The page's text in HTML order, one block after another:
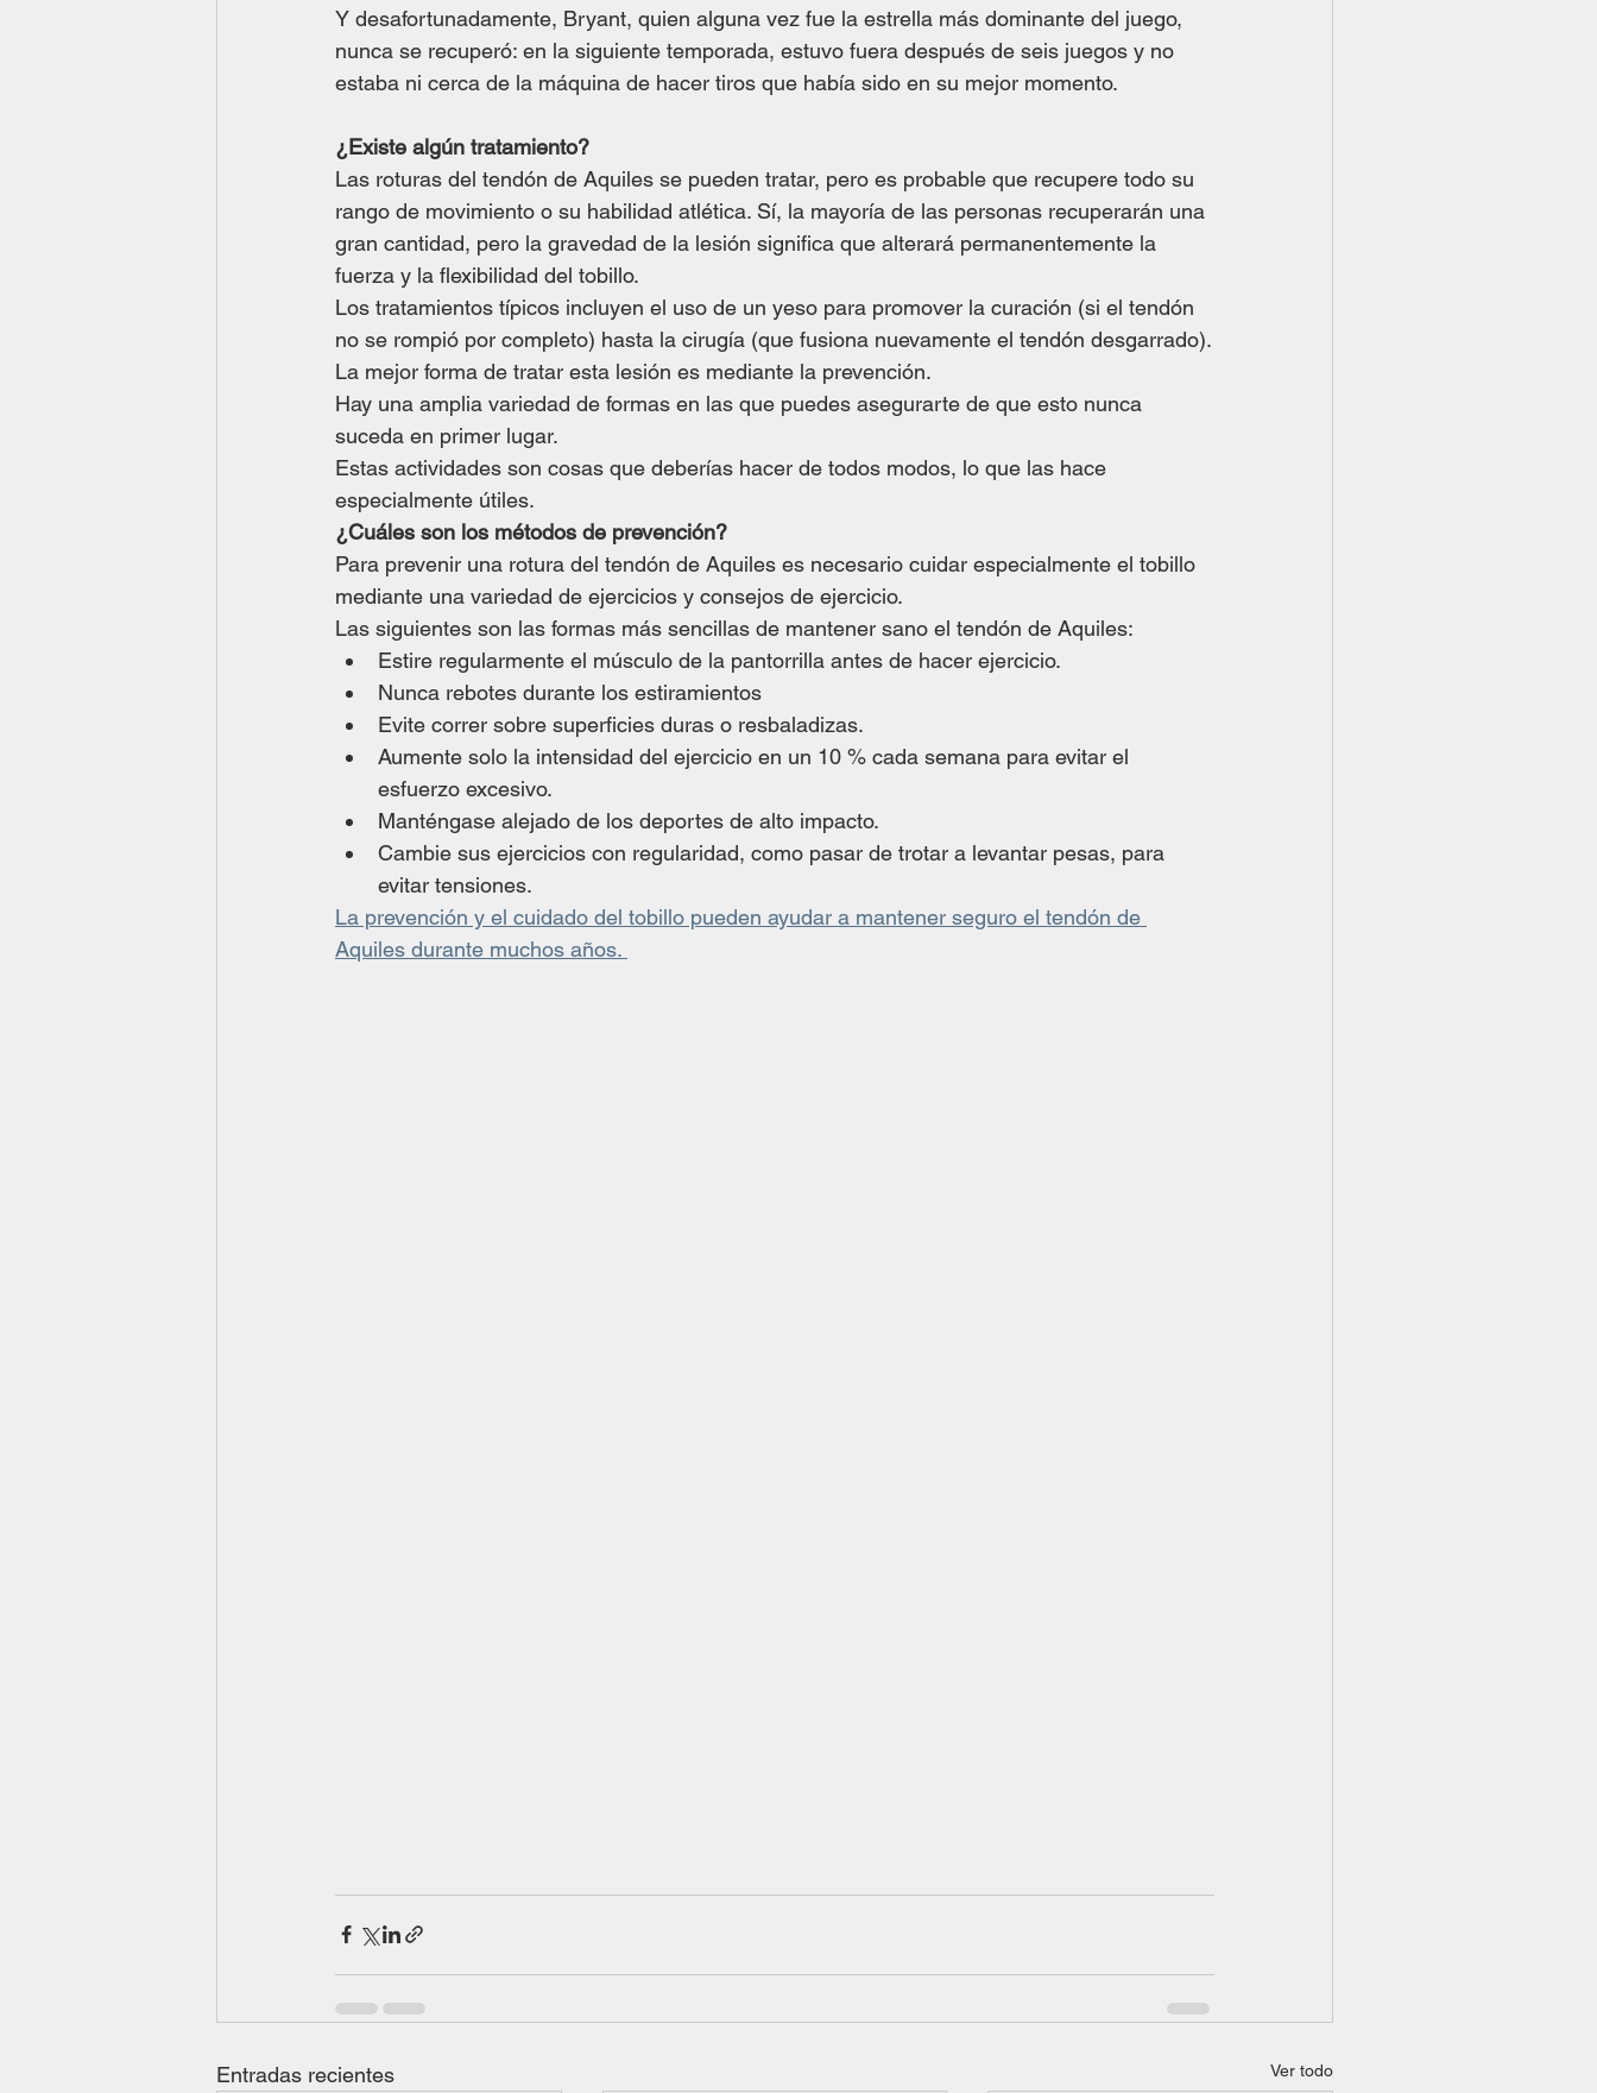
Y desafortunadamente, Bryant, quien alguna vez fue la estrella más dominante del juego,
nunca se recuperó: en la siguiente temporada, estuvo fuera después de seis juegos y no
estaba ni cerca de la máquina de hacer tiros que había sido en su mejor momento.
¿Existe algún tratamiento?
Las roturas del tendón de Aquiles se pueden tratar, pero es probable que recupere todo su
rango de movimiento o su habilidad atlética. Sí, la mayoría de las personas recuperarán una
gran cantidad, pero la gravedad de la lesión significa que alterará permanentemente la
fuerza y ​​la flexibilidad del tobillo.
Los tratamientos típicos incluyen el uso de un yeso para promover la curación (si el tendón
no se rompió por completo) hasta la cirugía (que fusiona nuevamente el tendón desgarrado).
La mejor forma de tratar esta lesión es mediante la prevención.
Hay una amplia variedad de formas en las que puedes asegurarte de que esto nunca
suceda en primer lugar.
Estas actividades son cosas que deberías hacer de todos modos, lo que las hace
especialmente útiles.
¿Cuáles son los métodos de prevención?
Para prevenir una rotura del tendón de Aquiles es necesario cuidar especialmente el tobillo
mediante una variedad de ejercicios y consejos de ejercicio.
Las siguientes son las formas más sencillas de mantener sano el tendón de Aquiles:
Estire regularmente el músculo de la pantorrilla antes de hacer ejercicio.
Nunca rebotes durante los estiramientos
Evite correr sobre superficies duras o resbaladizas.
Aumente solo la intensidad del ejercicio en un 10 % cada semana para evitar el
esfuerzo excesivo.
Manténgase alejado de los deportes de alto impacto.
Cambie sus ejercicios con regularidad, como pasar de trotar a levantar pesas, para
evitar tensiones.
La prevención y el cuidado del tobillo pueden ayudar a mantener seguro el tendón de
Aquiles durante muchos años.
Entradas recientes Ver todo